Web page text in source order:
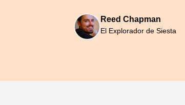
Reed Chapman
El Explorador de Siesta